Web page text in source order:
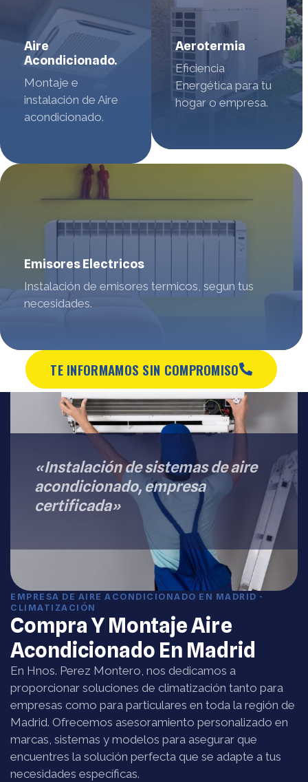
Aire
Acondicionado.
Montaje e
instalación de Aire
acondicionado.
Aerotermia
Eficiencia
Energética para tu
hogar o empresa.
Emisores Electricos
Instalación de emisores termicos, segun tus
necesidades.
TE INFORMAMOS SIN COMPROMISO
EMPRESA DE AIRE ACONDICIONADO EN MADRID -
CLIMATIZACIÓN
Compra Y Montaje Aire
Acondicionado En Madrid
En Hnos. Perez Montero, nos dedicamos a
proporcionar soluciones de climatización tanto para
empresas como para particulares en toda la región de
Madrid. Ofrecemos asesoramiento personalizado en
marcas, sistemas y modelos para asegurar que
encuentres la solución perfecta que se adapte a tus
necesidades específicas.
«Instalación de sistemas de aire
acondicionado, empresa
certificada»